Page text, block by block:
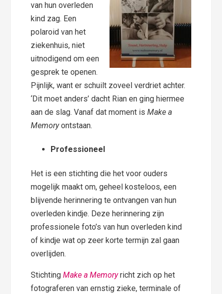
van hun overleden
kind zag. Een
polaroid van het
ziekenhuis, niet
uitnodigend om een
gesprek te openen.
Pijnlijk, want er schuilt zoveel verdriet achter.
‘Dit moet anders’ dacht Rian en ging hiermee
aan de slag. Vanaf dat moment isMake a
Memoryontstaan.
Professioneel
Het is een stichting die het voor ouders
mogelijk maakt om, geheel kosteloos, een
blijvende herinnering te ontvangen van hun
overleden kindje. Deze herinnering zijn
professionele foto’s van hun overleden kind
of kindje wat op zeer korte termijn zal gaan
overlijden.
StichtingMake a Memoryricht zich op het
fotograferen van ernstig zieke, terminale of